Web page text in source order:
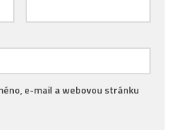
e-mail a webovou stránku